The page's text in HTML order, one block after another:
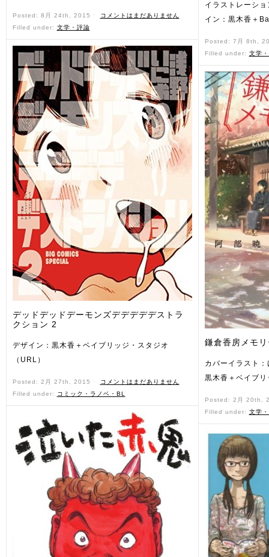
Posted: 8月 24th, 2015 ˑ
コメントはまだありません
Filled under: 文学・評論
デッドデッドデーモンズデデデデデストラ
クション 2
デザイン：黒木香＋ベイブリッジ・スタジオ
（URL）
Posted: 2月 27th, 2015 ˑ
コメントはまだありません
Filled under:
コミック・ラノベ・BL
イラストレーシ
イン：黒木香＋
Posted: 7月 8th,
Filled under: 文学
鎌倉香房メモ
カバーイラスト
黒木香＋ベイブ
Posted: 2月 20th,
Filled under: 文学